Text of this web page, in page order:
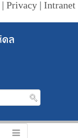
| Privacy | Intranet